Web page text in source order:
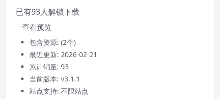
Video Player is loading.
Video
Play
Mute
Current Time
/
Duration
已有93人解锁下载
查看预览
包含资源: (2个)
最近更新: 2026-02-21
累计销量: 93
当前版本: v3.1.1
站点支持: 不限站点